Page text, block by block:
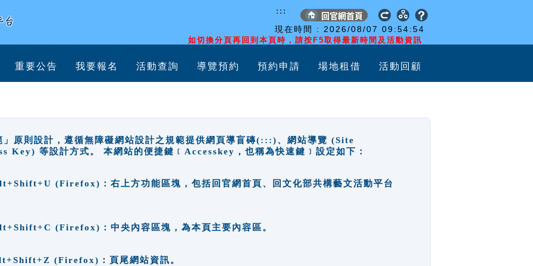
現在時間 : 2026/08/07 09:54:55
如切換分頁再回到本頁時，請按F5取得最新時間及活動資訊
:::
重要公告 我要報名 活動查詢 導覽預約 預約申請 場地租借 活動回顧
」原則設計，遵循無障礙網站設計之規範提供網頁導盲磚(:::)、網站導覽 (Site
等設計方式。 本網站的便捷鍵﹝Accesskey，也稱為快速鍵﹞設定如下：
(Firefox)：右上方功能區塊，包括回官網首頁、回文化部共構藝文活動平台
(Firefox)：中央內容區塊，為本頁主要內容區。
(Firefox)：頁尾網站資訊。